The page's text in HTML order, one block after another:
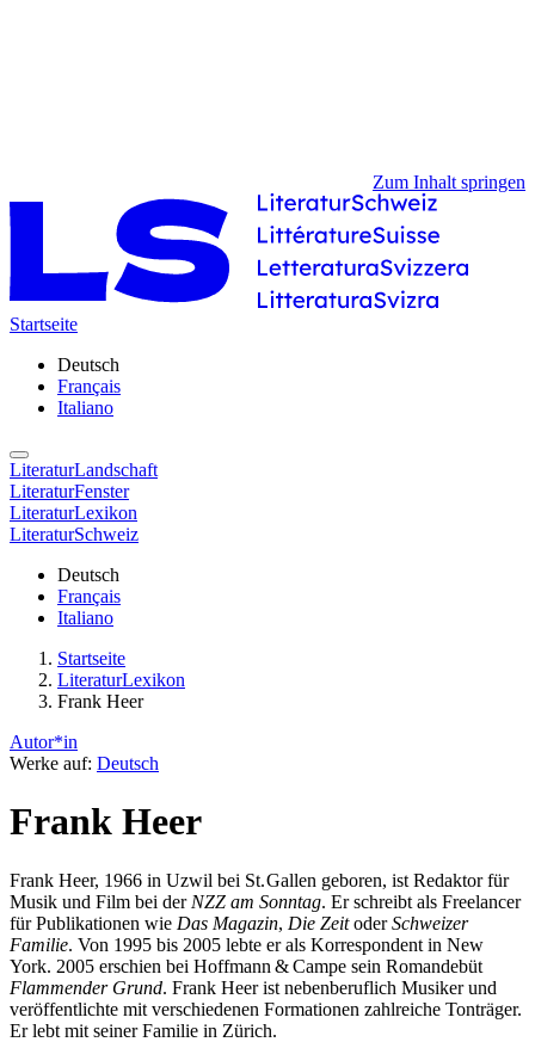
Zum Inhalt springen
Startseite
Deutsch
Français
Italiano
LiteraturLandschaft
LiteraturFenster
LiteraturLexikon
LiteraturSchweiz
Deutsch
Français
Italiano
Startseite
LiteraturLexikon
Frank Heer
Autor*in
Werke auf: Deutsch
Frank Heer
Frank Heer, 1966 in Uzwil bei St. Gallen geboren, ist Redaktor für
Musik und Film bei der NZZ am Sonntag. Er schreibt als Freelancer
für Publikationen wie Das Magazin, Die ZeitoderSchweizer
Familie. Von 1995 bis 2005 lebte er als Korrespondent in New
York. 2005 erschien bei Hoffmann & Campe sein Romandebüt
Flammender Grund. Frank Heer ist nebenberuflich Musiker und
veröffentlichte mit verschiedenen Formationen zahlreiche Tonträger.
Er lebt mit seiner Familie in Zürich.